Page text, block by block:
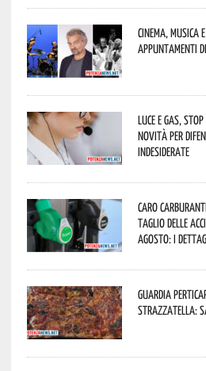
Cinema,
appuntamenti
Luce e gas,
novità per
indesiderate
Caro
taglio delle
agosto: i
Guardia
Strazzatella: